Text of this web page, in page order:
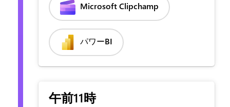
Microsoft Clipchamp
パワーBI
午前11時